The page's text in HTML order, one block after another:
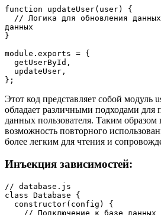
function updateUser(user) {
данных
}
module.exports = {
};
Этот код представляет собой модуль
обладает различными подходами для
данных пользователя. Таким образом
возможность повторного
более легким для чтения и
Инъекция зависимостей:
// database.js
class Database {